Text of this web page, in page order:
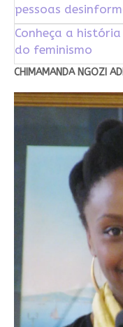
pessoas
Conheça a
do feminismo
CHIMAMANDA NGOZI